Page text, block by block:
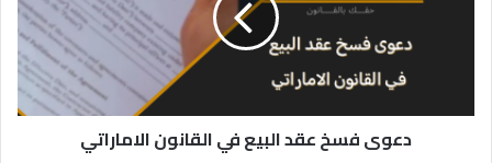
دعوى فسخ عقد البيع في القانون الاماراتي